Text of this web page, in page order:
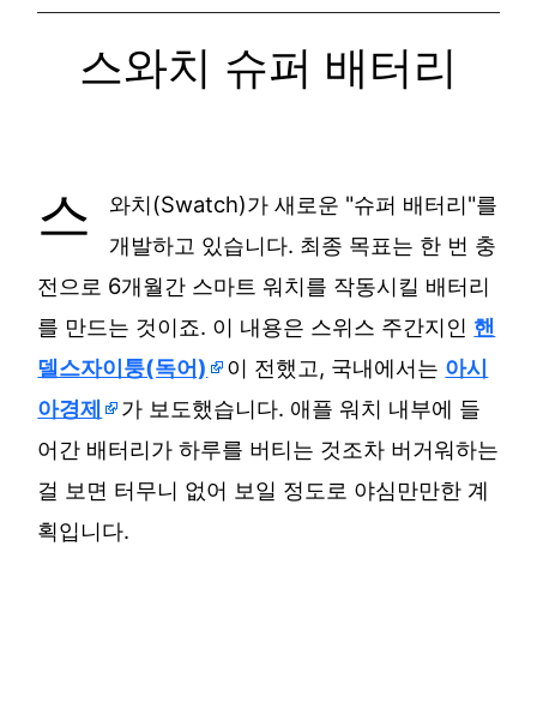
스와치 슈퍼 배터리
스
와치(Swatch)가 새로운 "슈퍼 배터리"를
개발하고 있습니다. 최종 목표는 한 번 충
전으로 6개월간 스마트 워치를 작동시킬 배터리
를 만드는 것이죠. 이 내용은 스위스 주간지인 핸
델스자이퉁(독어)
이 전했고, 국내에서는 아시
아경제
가 보도했습니다. 애플 워치 내부에 들
어간 배터리가 하루를 버티는 것조차 버거워하는
걸 보면 터무니 없어 보일 정도로 야심만만한 계
획입니다.